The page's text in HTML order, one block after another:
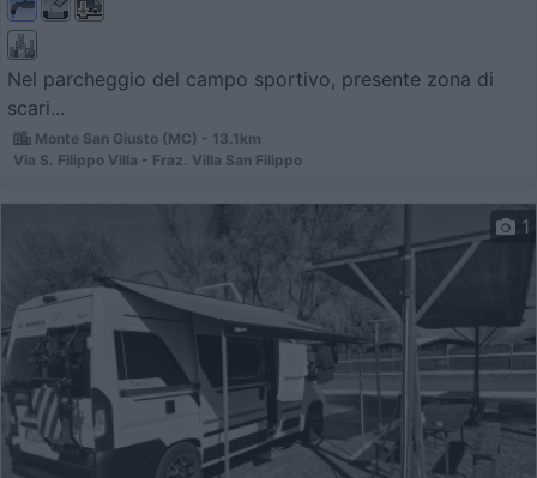
Nel parcheggio del campo sportivo, presente zona di
scari...
Monte San Giusto (MC) - 13.1km
Via S. Filippo Villa - Fraz. Villa San Filippo
1